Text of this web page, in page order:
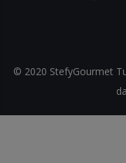
© 2020 StefyGourmet